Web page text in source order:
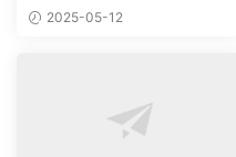
程 2025-05-12